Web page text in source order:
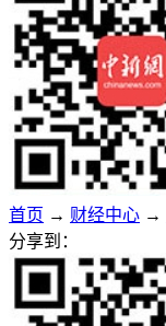
首页 → 财经中心 →
分享到：